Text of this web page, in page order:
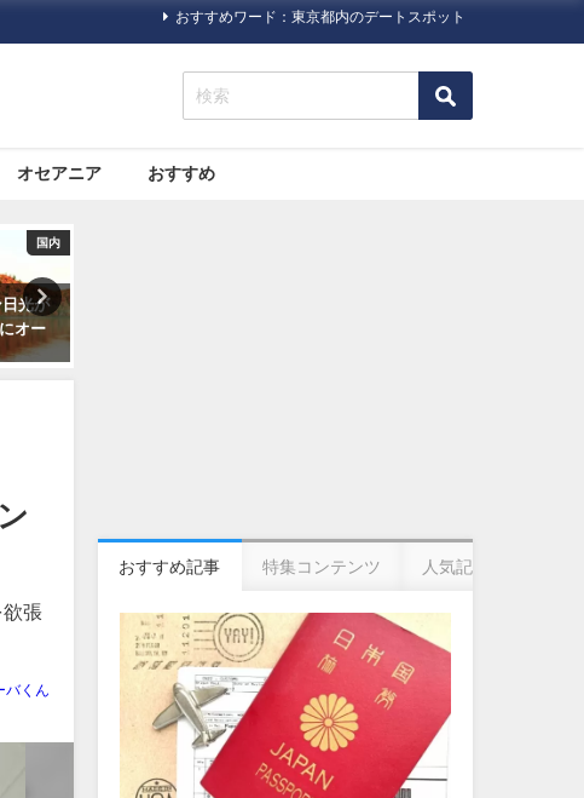
おすすめワード：東京都内のデートスポット
オセアニア おすすめ
助ける日本の「大
事館」について
欲張
バくん
おすすめ記事 特集コンテンツ 人気記事